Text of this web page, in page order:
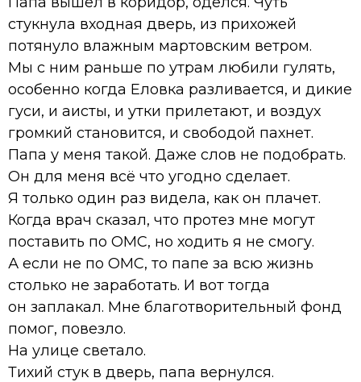
стукнула входная дверь, из прихожей
потянуло влажным мартовским ветром.
Мы с ним раньше по утрам любили гулять,
особенно когда Еловка разливается, и дикие
гуси, и аисты, и утки прилетают, и воздух
громкий становится, и свободой пахнет.
Папа у меня такой. Даже слов не подобрать.
Он для меня всё что угодно сделает.
Я только один раз видела, как он плачет.
Когда врач сказал, что протез мне могут
поставить по ОМС, но ходить я не смогу.
А если не по ОМС, то папе за всю жизнь
столько не заработать. И вот тогда
он заплакал. Мне благотворительный фонд
помог, повезло.
На улице светало.
Тихий стук в дверь, папа вернулся.